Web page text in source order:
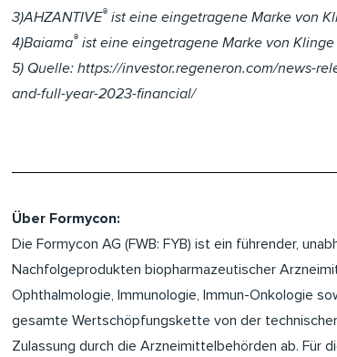
3)AHZANTIVE® ist eine eingetragene Marke von
4)Baiama® ist eine eingetragene Marke von Klinge
5) Quelle: https://investor.regeneron.com/news-
and-full-year-2023-financial/
Über Formycon:
Die Formycon AG (FWB: FYB) ist ein führender,
Nachfolgeprodukten biopharmazeutischer
Ophthalmologie, Immunologie, Immun-Onkologie
gesamte Wertschöpfungskette von der
Zulassung durch die Arzneimittelbehörden ab. Für